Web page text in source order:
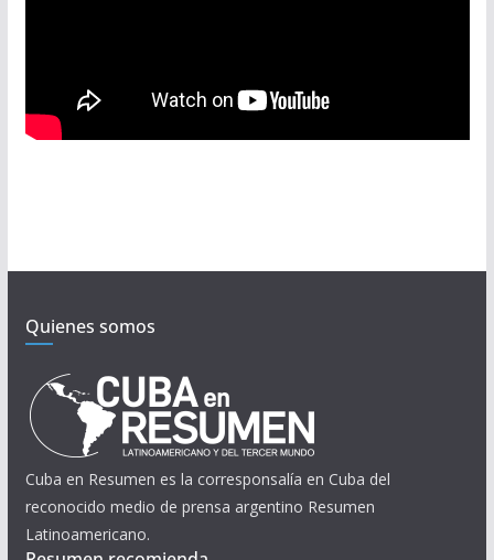
Quienes somos
Cuba en Resumen es la corresponsalía en Cuba del
reconocido medio de prensa argentino Resumen
Latinoamericano.